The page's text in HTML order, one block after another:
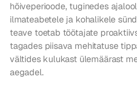
hõiveperioode, tuginedes
ilmateabetele ja kohalikele
teave toetab töötajate
tagades piisava mehitatuse
vältides kulukast ülemäärast
aegadel.